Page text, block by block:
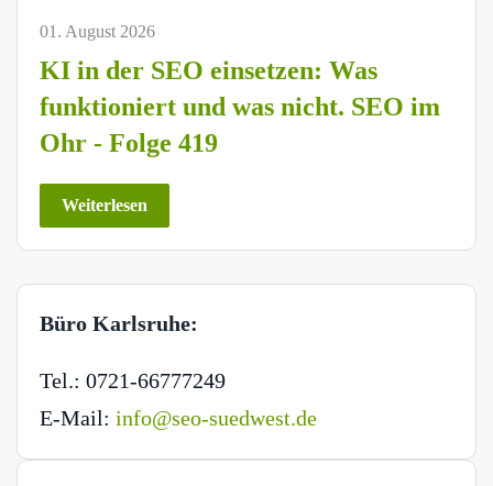
01. August 2026
KI in der SEO einsetzen: Was
funktioniert und was nicht. SEO im
Ohr - Folge 419
Weiterlesen
Büro Karlsruhe:
Tel.: 0721-66777249
E-Mail: info@seo-suedwest.de